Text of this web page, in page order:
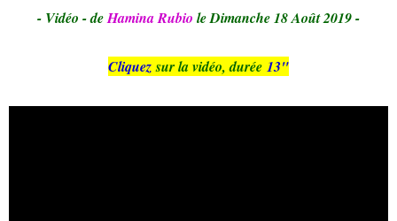
- Vidéo - deHamina Rubio le Dimanche 18 Août 2019 -
Cliquezsur la vidéo, durée 13"